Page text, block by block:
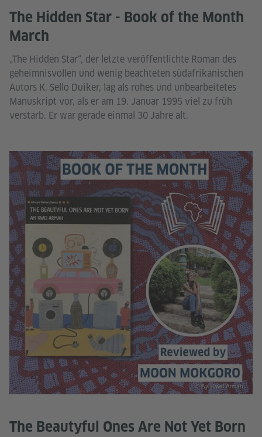
The Hidden Star - Book of the Month
March
„The Hidden Star“, der letzte veröffentlichte Roman des
geheimnisvollen und wenig beachteten südafrikanischen
Autors K. Sello Duiker, lag als rohes und unbearbeitetes
Manuskript vor, als er am 19. Januar 1995 viel zu früh
verstarb. Er war gerade einmal 30 Jahre alt.
The Beautyful Ones Are Not Yet Born
© Ayi Kwei Armah